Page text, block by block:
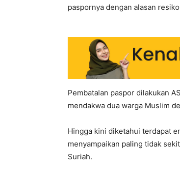
paspornya dengan alasan
Pembatalan paspor dilakukan
mendakwa dua warga Muslim
Hingga kini diketahui terdapat
menyampaikan paling tidak
Suriah.